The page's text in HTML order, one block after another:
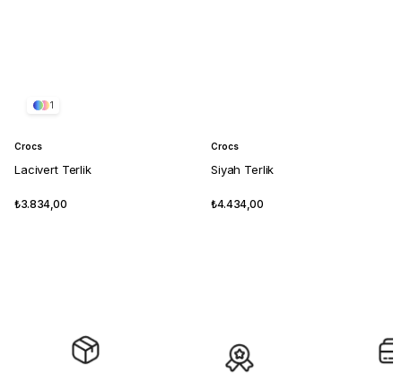
1
Crocs
Lacivert Terlik
₺3.834,00
Crocs
Siyah Terlik
₺4.434,00